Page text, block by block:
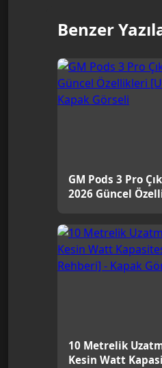
Benzer
GM Pods 3 Pro
2026 Güncel
10 Metrelik
Kesin Watt